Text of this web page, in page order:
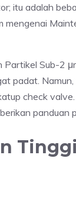
itu adalah
Sub-2
padat.
check
panduan